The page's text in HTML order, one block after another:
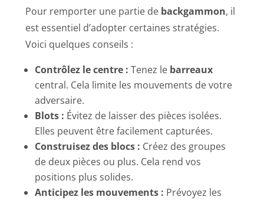
Pour remporter une partie de backgammon, il
est essentiel d’adopter certaines stratégies.
Voici quelques conseils :
Contrôlez le centre : Tenez le barreaux
central. Cela limite les mouvements de votre
adversaire.
Blots : Évitez de laisser des pièces isolées.
Elles peuvent être facilement capturées.
Construisez des blocs : Créez des groupes
de deux pièces ou plus. Cela rend vos
positions plus solides.
Anticipez les mouvements : Prévoyez les